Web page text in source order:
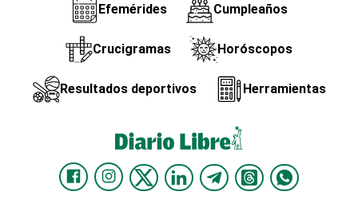
Efemérides Cumpleaños
Crucigramas Horóscopos
Resultados deportivos Herramientas